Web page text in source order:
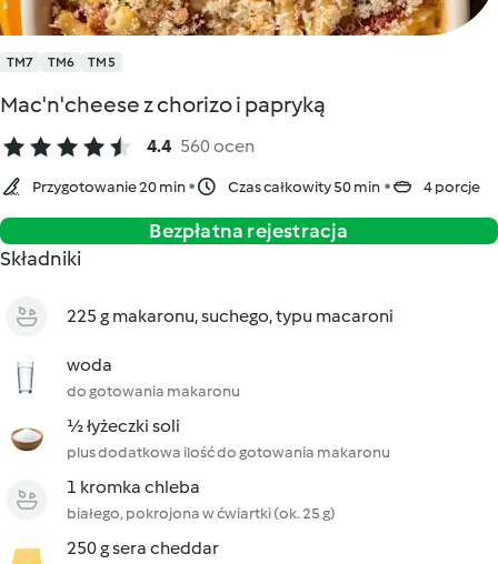
TM7 TM6 TM5
Mac'n'cheese z chorizo i papryką
4.4 560 ocen
Przygotowanie 20 min Czas całkowity 50 min 4 porcje
Bezpłatna rejestracja
Składniki
225 g makaronu, suchego, typu macaroni
woda
do gotowania makaronu
½ łyżeczki soli
plus dodatkowa ilość do gotowania makaronu
1 kromka chleba
białego, pokrojona w ćwiartki (ok. 25 g)
250 g sera cheddar